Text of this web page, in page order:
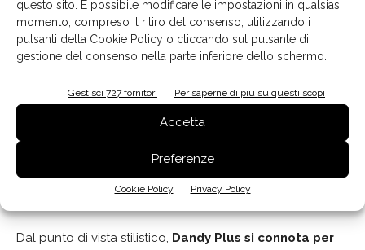
questo sito. È possibile modificare le impostazioni in qualsiasi
momento, compreso il ritiro del consenso, utilizzando i
pulsanti della Cookie Policy o cliccando sul pulsante di
gestione del consenso nella parte inferiore dello schermo.
Gestisci 727 fornitori Per saperne di più su questi scopi
Accetta
Preferenze
Cookie Policy Privacy Policy
Dal punto di vista stilistico, Dandy Plus si connota per